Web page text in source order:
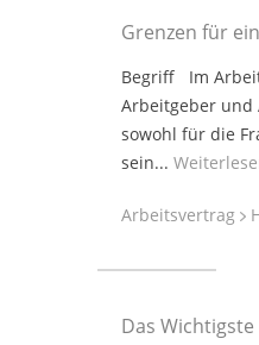
Grenzen für
Begriff Im
Arbeitgeber und
sowohl für die
sein...
Arbeitsvertrag
Das